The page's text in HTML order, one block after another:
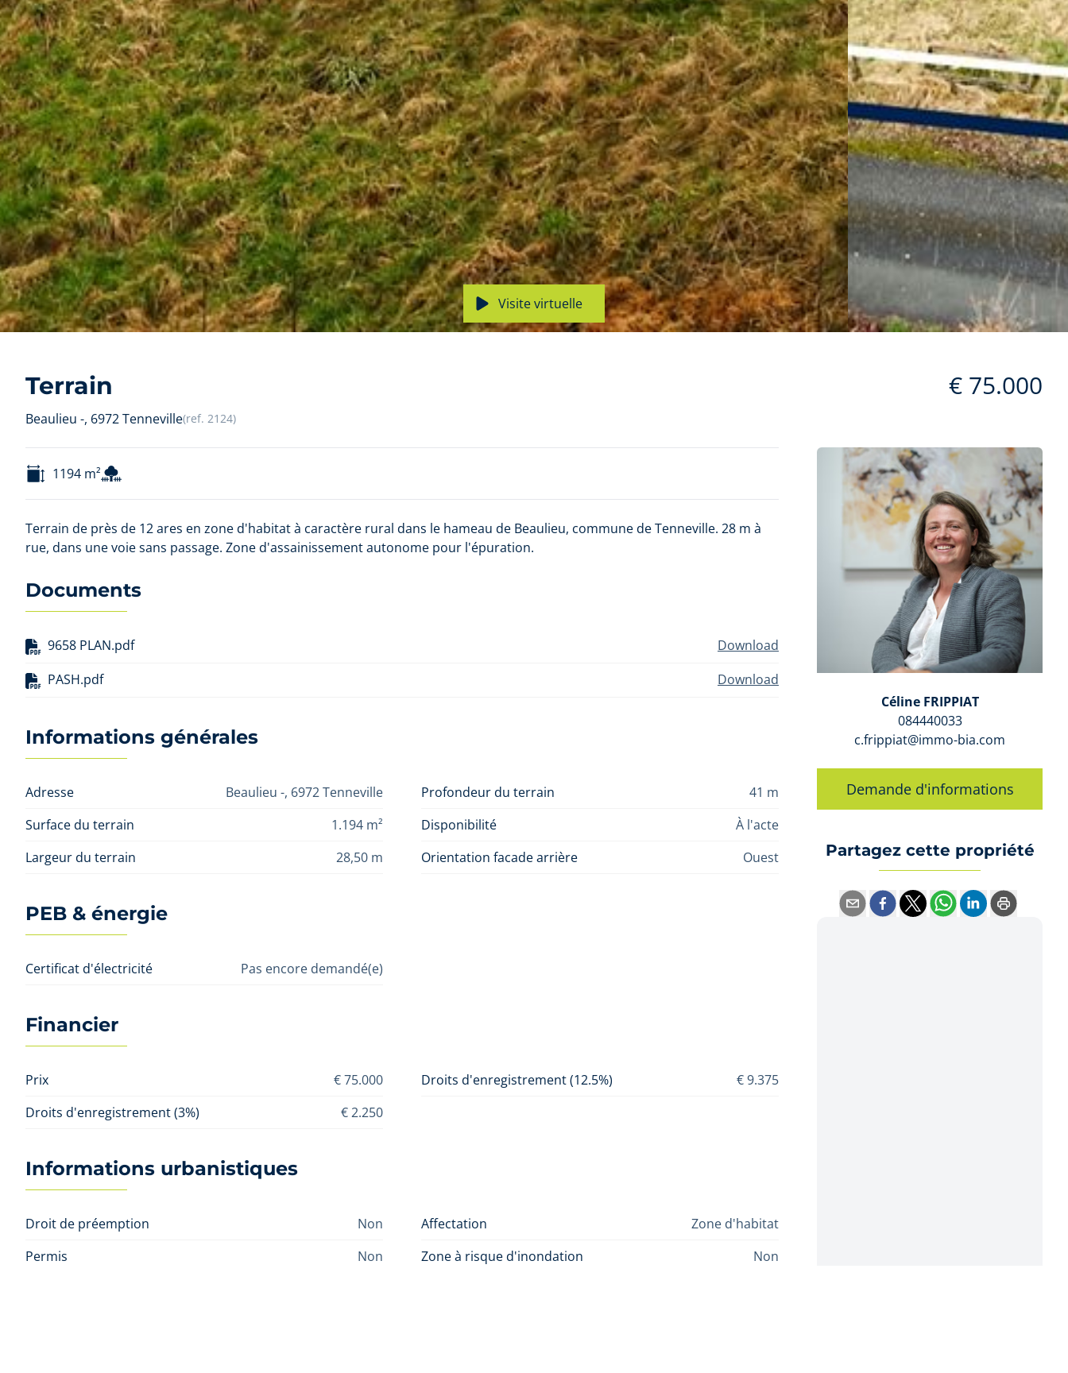
Visite virtuelle
Terrain € 75.000
Beaulieu -, 6972 Tenneville(ref. 2124)
1194 m²
Terrain de près de 12 ares en zone d'habitat à caractère rural dans le hameau de Beaulieu, commune de Tenneville. 28 m à
rue, dans une voie sans passage. Zone d'assainissement autonome pour l'épuration.
Documents
9658 PLAN.pdf
Download
PASH.pdf
Download
Informations générales
Adresse Beaulieu -, 6972 Tenneville Profondeur du terrain
41 m
Surface du terrain
1.194 m² Disponibilité
À l'acte
Largeur du terrain
28,50 m Orientation facade arrière Ouest
PEB & énergie
Certificat d'électricité Pas encore demandé(e)
Financier
Prix € 75.000 Droits d'enregistrement (12.5%)
€ 9.375
Droits d'enregistrement (3%)
€ 2.250
Informations urbanistiques
Droit de préemption Non Affectation
Zone d'habitat
Permis
Non Zone à risque d'inondation
Non
Céline FRIPPIAT
084440033
c.frippiat@immo-bia.com
Demande d'informations
Partagez cette propriété